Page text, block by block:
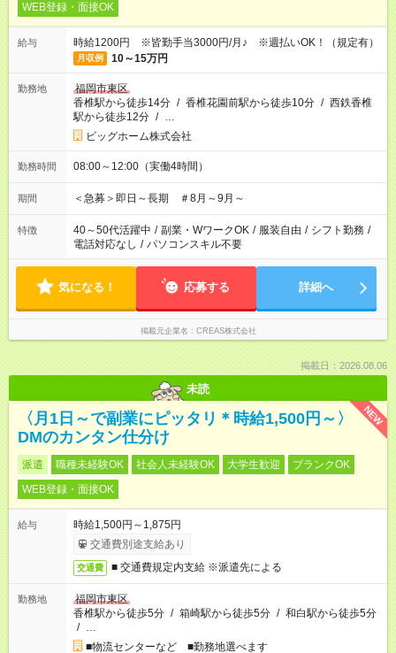
WEB登録・面接OK
給与 時給1200円 ※皆勤手当3000円/月♪ ※週払いOK！（規定有）
月収例 10～15万円
勤務地
福岡市東区
香椎駅から徒歩14分 / 香椎花園前駅から徒歩10分 / 西鉄香椎
駅から徒歩12分 / …
ビッグホーム株式会社
勤務時間 08:00～12:00（実働4時間）
期間 ＜急募＞即日～長期 ＃8月～9月～
特徴 40～50代活躍中 / 副業・WワークOK / 服装自由 / シフト勤務 /
電話対応なし / パソコンスキル不要
気になる！ 応募する 詳細へ
掲載元企業名 CREAS株式会社
掲載日：2026.08.06
未読
NEW
〈月1日～で副業にピッタリ＊時給1,500円～〉
DMのカンタン仕分け
派遣 職種未経験OK 社会人未経験OK 大学生歓迎
ブランクOK
WEB登録・面接OK
給与
時給1,500円～1,875円
交通費別途支給あり
交通費 ■ 交通費規定内支給 ※派遣先による
勤務地
福岡市東区
香椎駅から徒歩5分 / 箱崎駅から徒歩5分 / 和白駅から徒歩5分
/ …
■物流センターなど ■勤務地選べます